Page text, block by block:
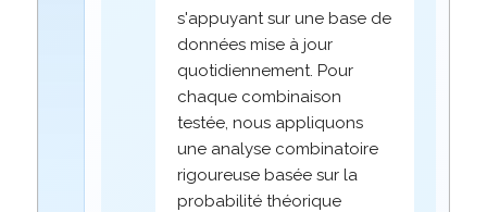
s'appuyant sur une base de
données mise à jour
quotidiennement. Pour
chaque combinaison
testée, nous appliquons
une analyse combinatoire
rigoureuse basée sur la
probabilité théorique